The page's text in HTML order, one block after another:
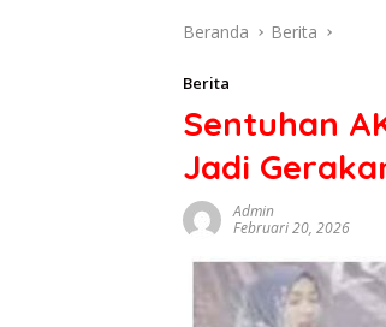
indonesia
dari
politik,
mapun
budaya
serta
terbaru
Beranda Berita
Berita
Sentuhan
Jadi
Admin
Februari 20, 2026